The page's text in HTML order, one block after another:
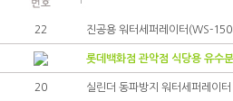
22 진공용 워터세퍼레이터(WS-
롯데백화점 관악점 식당용 유수
20 실린더 동파방지 워터세퍼레이